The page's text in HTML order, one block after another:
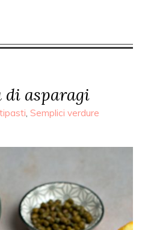
di asparagi
Semplici verdure